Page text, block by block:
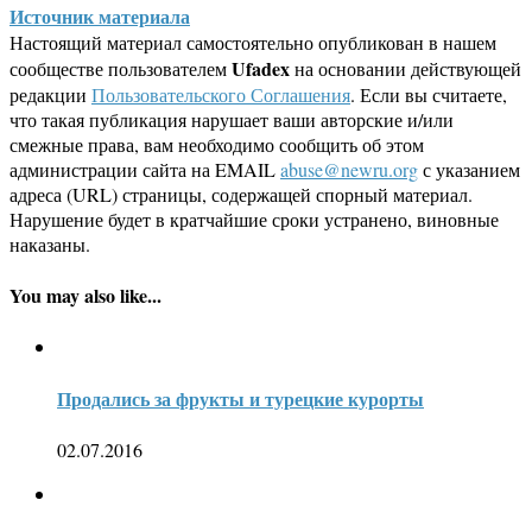
Источник материала
Настоящий материал самостоятельно опубликован в нашем
сообществе пользователемUfadexна основании действующей
редакции Пользовательского Соглашения. Если вы считаете,
что такая публикация нарушает ваши авторские и/или
смежные права, вам необходимо сообщить об этом
администрации сайта на EMAILabuse@newru.orgс указанием
адреса (URL) страницы, содержащей спорный материал.
Нарушение будет в кратчайшие сроки устранено, виновные
наказаны.
You may also like...
Продались за фрукты и турецкие курорты
02.07.2016